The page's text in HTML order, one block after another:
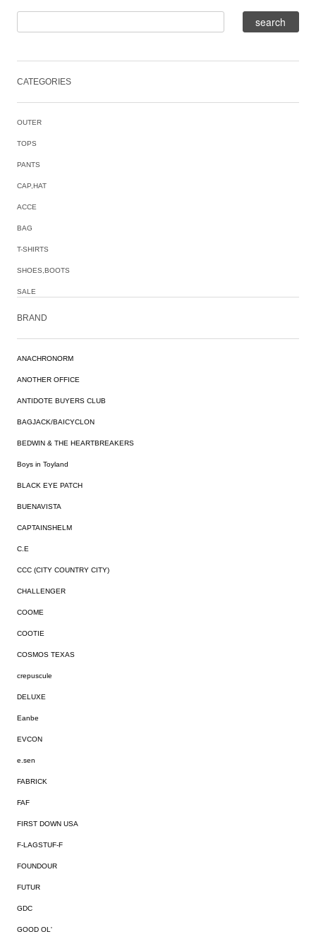
CATEGORIES
OUTER
TOPS
PANTS
CAP,HAT
ACCE
BAG
T-SHIRTS
SHOES,BOOTS
SALE
BRAND
ANACHRONORM
ANOTHER OFFICE
ANTIDOTE BUYERS CLUB
BAGJACK/BAICYCLON
BEDWIN & THE HEARTBREAKERS
Boys in Toyland
BLACK EYE PATCH
BUENAVISTA
CAPTAINSHELM
C.E
CCC (CITY COUNTRY CITY)
CHALLENGER
COOME
COOTIE
COSMOS TEXAS
crepuscule
DELUXE
Eanbe
EVCON
e.sen
FABRICK
FAF
FIRST DOWN USA
F-LAGSTUF-F
FOUNDOUR
FUTUR
GDC
GOOD OL'